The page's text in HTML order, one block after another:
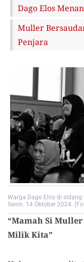
Dago Elos
Muller
Penjara
Warga Dago Elos di
Senin. 14 Oktober 2024.
“Mamah Si
Milik Kita”